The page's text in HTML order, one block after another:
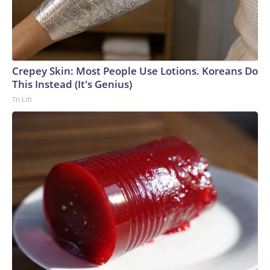
tener cinco años de antigüedad. La detención en 2009 fue el
primer episodio del largo proceso en contra de Afiuni. En
febrero de 2011, las autoridades le concedieron a la jueza
llevar su proceso bajo detención domiciliaria por problemas
de salud, según registros de la organización Amnistía
Internacional. Durante los 14 meses que estuvo en prisión,
tanto Afiuni como su defensa afirmaron que la jueza fue
2013, Afiuni obtuvo la libertad condicional bajo ciertos
requisitos, como presentarse cada 15 días ante el tribunal,
no salir del país, no hablar con medios de comunicación ni
escribir en redes sociales. El caso volvió a dar un giro
completo en marzo de 2019, cuando un tribunal de Caracas
condenó a Afiuni a cinco años de prisión por el delito de
corrupción.Tras la condena de 2019, la ONU calificó la
decisión como “deplorable” y dijo que Afiuni seguía siendo
víctima de una “detención arbitraria”.También en 2019, la
entonces alta comisionada de las Naciones Unidas para los
Derechos Humanos, Michelle Bachelet, informó que el
Crepey Skin: Most People Use Lotions. Koreans Do
This Instead (It's Genius)
Tri Lift